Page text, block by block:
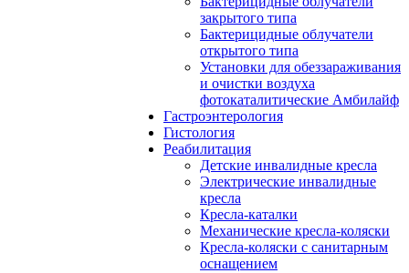
закрытого типа
Бактерицидные облучатели
открытого типа
Установки для обеззараживания
и очистки воздуха
фотокаталитические Амбилайф
Гастроэнтерология
Гистология
Реабилитация
Детские инвалидные кресла
Электрические инвалидные
кресла
Кресла-каталки
Механические кресла-коляски
Кресла-коляски с санитарным
оснащением